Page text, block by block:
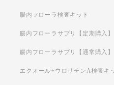
腸内フローラ検査キット
腸内フローラサプリ【定期購入】
腸内フローラサプリ【通常購入】
エクオール+ウロリチンA検査キ